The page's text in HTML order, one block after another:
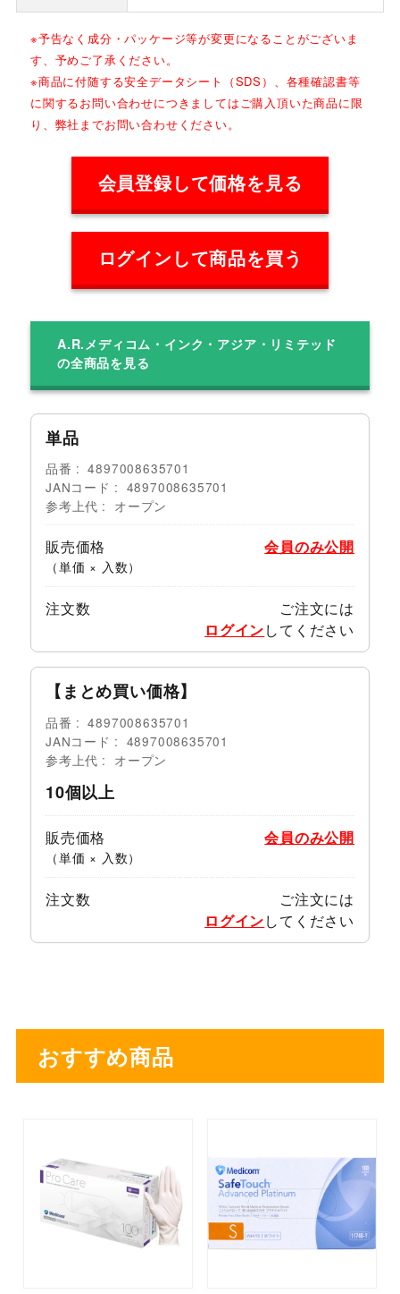
※予告なく成分・パッケージ等が変更になることがございま
す、予めご了承ください。
※商品に付随する安全データシート（SDS）、各種確認書等
に関するお問い合わせにつきましてはご購入頂いた商品に限
り、弊社までお問い合わせください。
会員登録して価格を見る
ログインして商品を買う
A.R.メディコム・インク・アジア・リミテッド
の全商品を見る
単品
品番
4897008635701
JANコード
4897008635701
参考上代
オープン
販売価格
（単価 × 入数）
会員のみ公開
注文数
ご注文には
ログインしてください
【まとめ買い価格】
品番
4897008635701
JANコード
4897008635701
参考上代
オープン
10個以上
販売価格
（単価 × 入数）
会員のみ公開
注文数
ご注文には
ログインしてください
おすすめ商品